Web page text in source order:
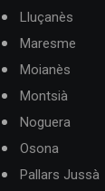
Lluçanès
Maresme
Moianès
Montsià
Noguera
Osona
Pallars Jussà